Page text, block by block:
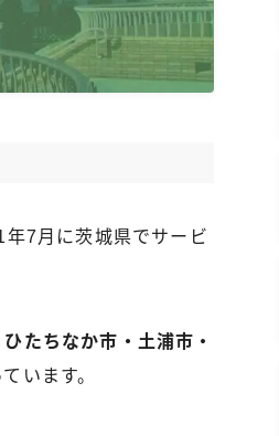
7月に茨城県でサービ
たちなか市・土浦市・
います。